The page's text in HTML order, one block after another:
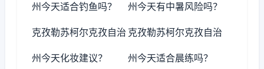
州今天适合钓鱼吗？ 州今天有中暑风险吗？
克孜勒苏柯尔克孜自治
州今天化妆建议？
克孜勒苏柯尔克孜自治
州今天适合晨练吗？